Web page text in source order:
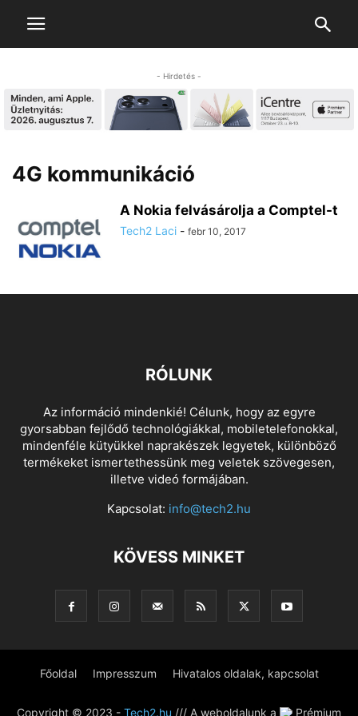
- Hirdetés -
4G kommunikáció
A Nokia felvásárolja a Comptel-t
Tech2 Laci - febr 10, 2017
RÓLUNK
Az információ mindenkié! Célunk, hogy az egyre
gyorsabban fejlődő technológiákkal, mobiletelefonokkal,
mindenféle kütyükkel naprakészek legyetek, különböző
termékeket ismertethessünk meg veletek szövegesen,
illetve videó formájában.
Kapcsolat: info@tech2.hu
KÖVESS MINKET
Főoldal Impresszum Hivatalos oldalak, kapcsolat
Copyright © 2023 - Tech2.hu /// A weboldalunk a Prémium